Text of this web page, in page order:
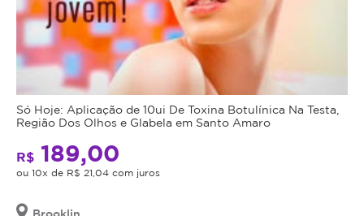
Só Hoje: Aplicação de 10ui De Toxina Botulínica Na Testa,
Região Dos Olhos e Glabela em Santo Amaro
R$ 189,00
ou 10x de R$ 21,04 com juros
Brooklin